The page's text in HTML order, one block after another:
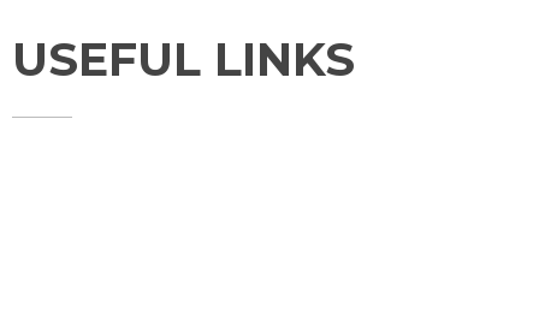
USEFUL LINKS